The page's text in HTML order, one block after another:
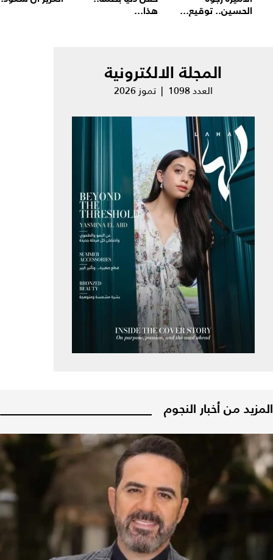
الحسين.. توقيع... هذا...
المجلة الالكترونية
العدد 1098 | تموز 2026
المزيد من أخبار النجوم